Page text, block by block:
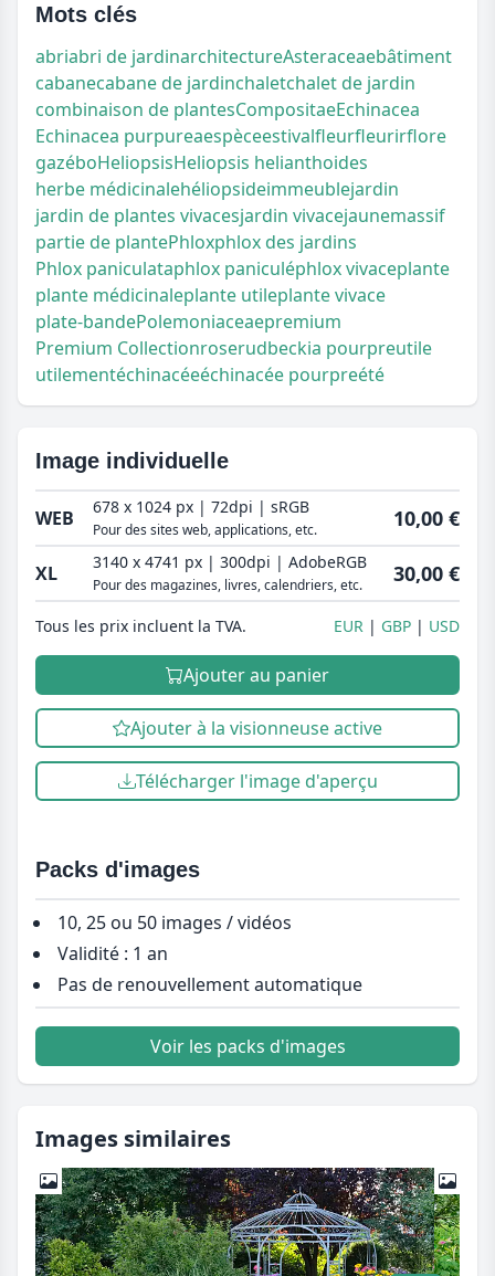
Mots clés
abriabri de jardinarchitectureAsteraceaebâtiment
cabanecabane de jardinchaletchalet de jardin
combinaison de plantesCompositaeEchinacea
Echinacea purpureaespèceestivalfleurfleurirflore
gazéboHeliopsisHeliopsis helianthoides
herbe médicinalehéliopsideimmeublejardin
jardin de plantes vivacesjardin vivacejaunemassif
partie de plantePhloxphlox des jardins
Phlox paniculataphlox paniculéphlox vivaceplante
plante médicinaleplante utileplante vivace
plate-bandePolemoniaceaepremium
Premium Collectionroserudbeckia pourpreutile
utilementéchinacéeéchinacée pourpreété
Image individuelle
WEB 678 x 1024 px | 72dpi | sRGB
Pour des sites web, applications, etc. 10,00 €
XL 3140 x 4741 px | 300dpi | AdobeRGB
Pour des magazines, livres, calendriers, etc. 30,00 €
Tous les prix incluent la TVA. EUR GBP USD
Ajouter au panier
Ajouter à la visionneuse active
Télécharger l'image d'aperçu
Packs d'images
10, 25 ou 50 images / vidéos
Validité : 1 an
Pas de renouvellement automatique
Voir les packs d'images
Images similaires